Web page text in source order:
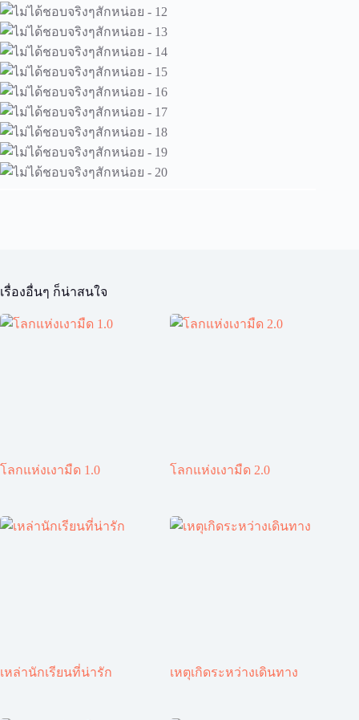
เรื่องอื่นๆ ก็น่าสนใจ
โลกแห่งเงามืด 1.0 โลกแห่งเงามืด 2.0
เหล่านักเรียนที่น่ารัก เหตุเกิดระหว่างเดินทาง